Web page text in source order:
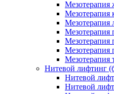
Мезотерапия
Мезотерапия
Мезотерапия
Мезотерапия
Мезотерапия
Мезотерапия
Мезотерапия
Нитевой лифтинг
Нитевой
Нитевой